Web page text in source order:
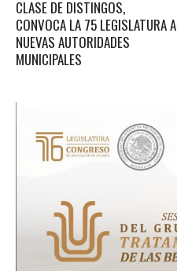
CLASE DE DISTINGOS,
CONVOCA LA 75 LEGISLATURA A
NUEVAS AUTORIDADES
MUNICIPALES